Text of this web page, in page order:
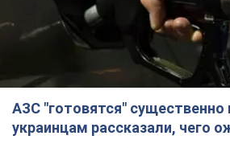
АЗС "готовятся"
украинцам рассказали, чего